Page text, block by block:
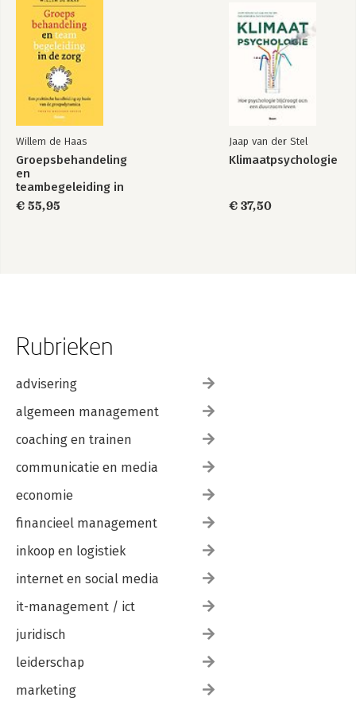
Willem de Haas
Groepsbehandeling
en
teambegeleiding in
de zorg
€ 55,95
Jaap van der Stel
Klimaatpsychologie
€ 37,50
Rubrieken
advisering
algemeen management
coaching en trainen
communicatie en media
economie
financieel management
inkoop en logistiek
internet en social media
it-management / ict
juridisch
leiderschap
marketing